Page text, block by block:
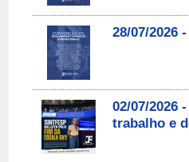
28/07/2026
02/07/2026
trabalho e